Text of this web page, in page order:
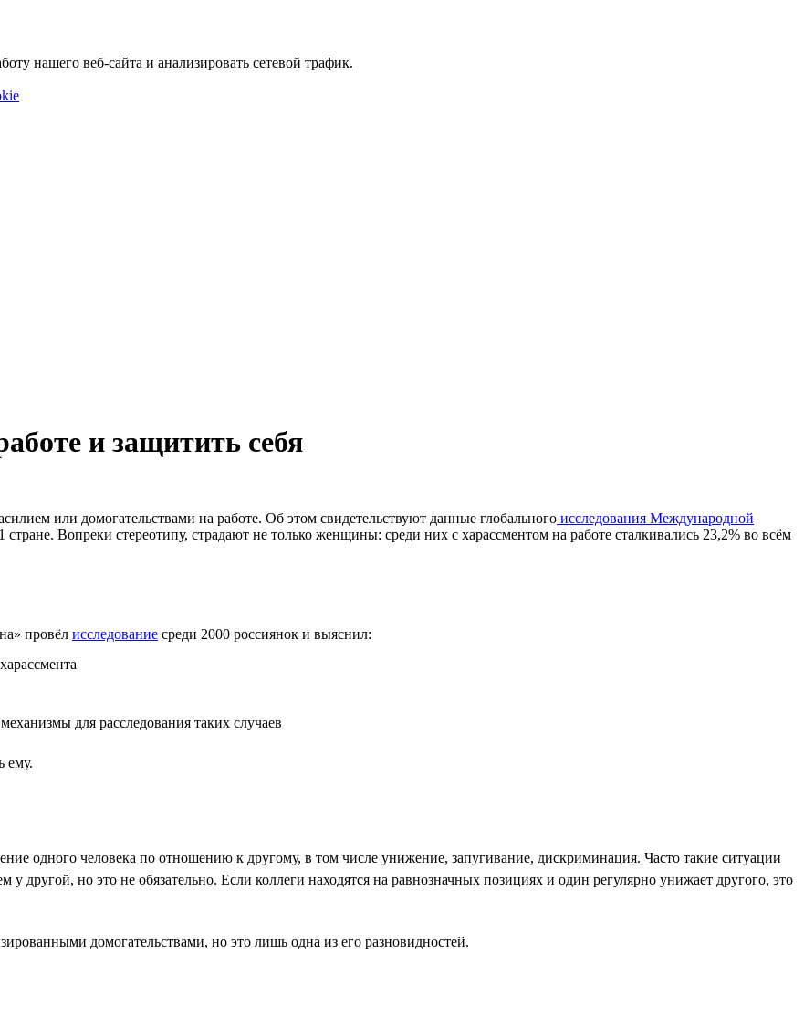
нашего веб-сайта и анализировать сетевой трафик.
и защитить себя
или домогательствами на работе. Об этом свидетельствуют данные глобального исследования Международной
стране. Вопреки стереотипу, страдают не только женщины: среди них с харассментом на работе сталкивались 23,2% во всём
провёл исследование среди 2000 россиянок и выяснил:
для расследования таких случаев
ему.
одного человека по отношению к другому, в том числе унижение, запугивание, дискриминация. Часто такие ситуации
другой, но это не обязательно. Если коллеги находятся на равнозначных позициях и один регулярно унижает другого, это
домогательствами, но это лишь одна из его разновидностей.